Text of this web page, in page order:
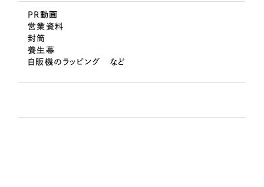
PR動画
営業資料
封筒
養生幕
自販機のラッピング など